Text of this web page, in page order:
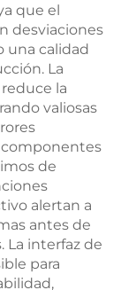
que el
desviaciones
una calidad
La
la
valiosas
de
alertan a
antes de
La interfaz de
para